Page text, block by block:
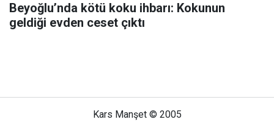
Beyoğlu’nda kötü koku ihbarı: Kokunun
geldiği evden ceset çıktı
Kars Manşet © 2005